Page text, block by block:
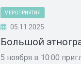
МЕРОПРИЯТИЯ
05.11.2025
Большой
5 ноября в 10:00